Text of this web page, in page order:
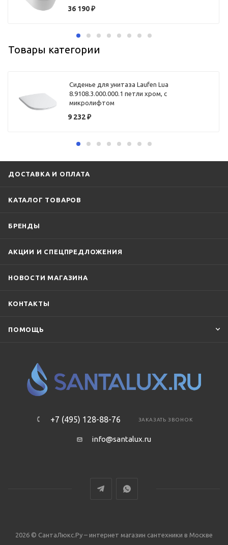
36 190₽
Товары категории
Сиденье для унитаза Laufen Lua
8.9108.3.000.000.1 петли хром, с
микролифтом
9 232₽
ДОСТАВКА И ОПЛАТА
КАТАЛОГ ТОВАРОВ
БРЕНДЫ
АКЦИИ И СПЕЦПРЕДЛОЖЕНИЯ
НОВОСТИ МАГАЗИНА
КОНТАКТЫ
ПОМОЩЬ
+7 (495) 128-88-76 ЗАКАЗАТЬ ЗВОНОК
info@santalux.ru
2026 © СантаЛюкс.Ру – интернет магазин сантехники в Москве